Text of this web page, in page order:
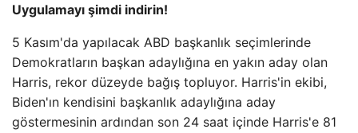
Uygulamayı şimdi indirin!
5 Kasım'da yapılacak ABD başkanlık seçimlerinde
Demokratların başkan adaylığına en yakın aday olan
Harris, rekor düzeyde bağış topluyor. Harris'in ekibi,
Biden'ın kendisini başkanlık adaylığına aday
göstermesinin ardından son 24 saat içinde Harris'e 81